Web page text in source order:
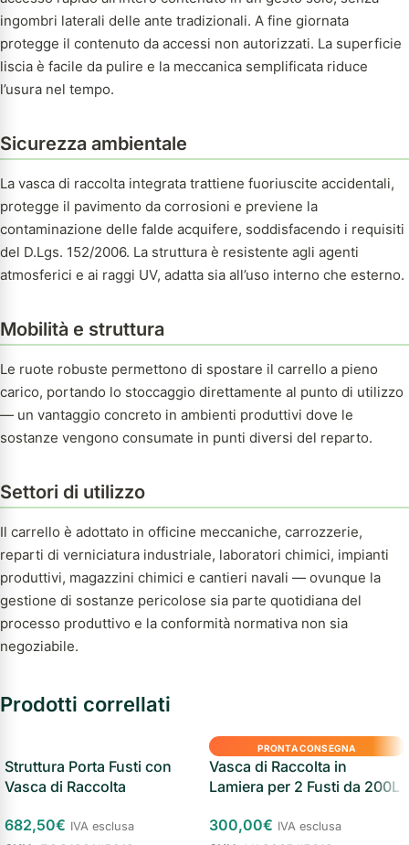
ingombri laterali delle ante tradizionali. A fine giornata
protegge il contenuto da accessi non autorizzati. La superficie
liscia è facile da pulire e la meccanica semplificata riduce
l’usura nel tempo.
Sicurezza ambientale
La vasca di raccolta integrata trattiene fuoriuscite accidentali,
protegge il pavimento da corrosioni e previene la
contaminazione delle falde acquifere, soddisfacendo i requisiti
del D.Lgs. 152/2006. La struttura è resistente agli agenti
atmosferici e ai raggi UV, adatta sia all’uso interno che esterno.
Mobilità e struttura
Le ruote robuste permettono di spostare il carrello a pieno
carico, portando lo stoccaggio direttamente al punto di utilizzo
— un vantaggio concreto in ambienti produttivi dove le
sostanze vengono consumate in punti diversi del reparto.
Settori di utilizzo
Il carrello è adottato in officine meccaniche, carrozzerie,
reparti di verniciatura industriale, laboratori chimici, impianti
produttivi, magazzini chimici e cantieri navali — ovunque la
gestione di sostanze pericolose sia parte quotidiana del
processo produttivo e la conformità normativa non sia
negoziabile.
Prodotti correllati
Struttura Porta Fusti con
Vasca di Raccolta
682,50€ IVA esclusa
PRONTA CONSEGNA
Vasca di Raccolta in
Lamiera per 2 Fusti da 200L
300,00€ IVA esclusa